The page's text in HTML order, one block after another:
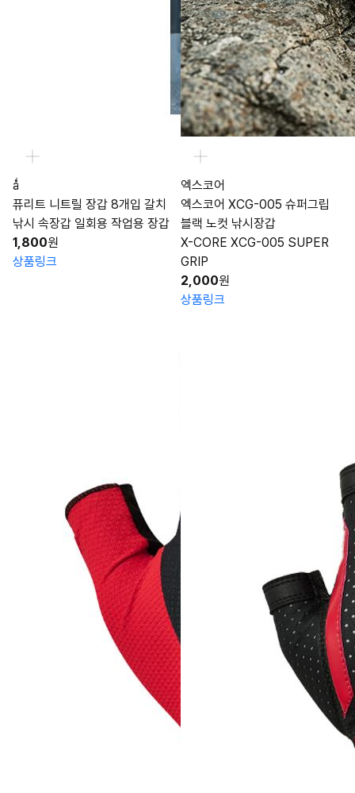
ǻ
퓨리트 니트릴 장갑 8개입 갈치
낚시 속장갑 일회용 작업용 장갑
1,800원
상품링크
엑스코어
엑스코어 XCG-005 슈퍼그립
블랙 노컷 낚시장갑
X-CORE XCG-005 SUPER
GRIP
2,000원
상품링크